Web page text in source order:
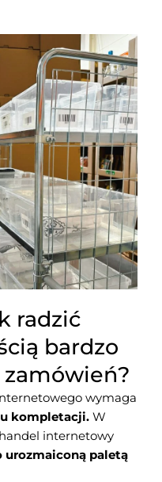
radzić
bardzo
wymaga
kompletacji.W
internetowy
urozmaiconą paletą